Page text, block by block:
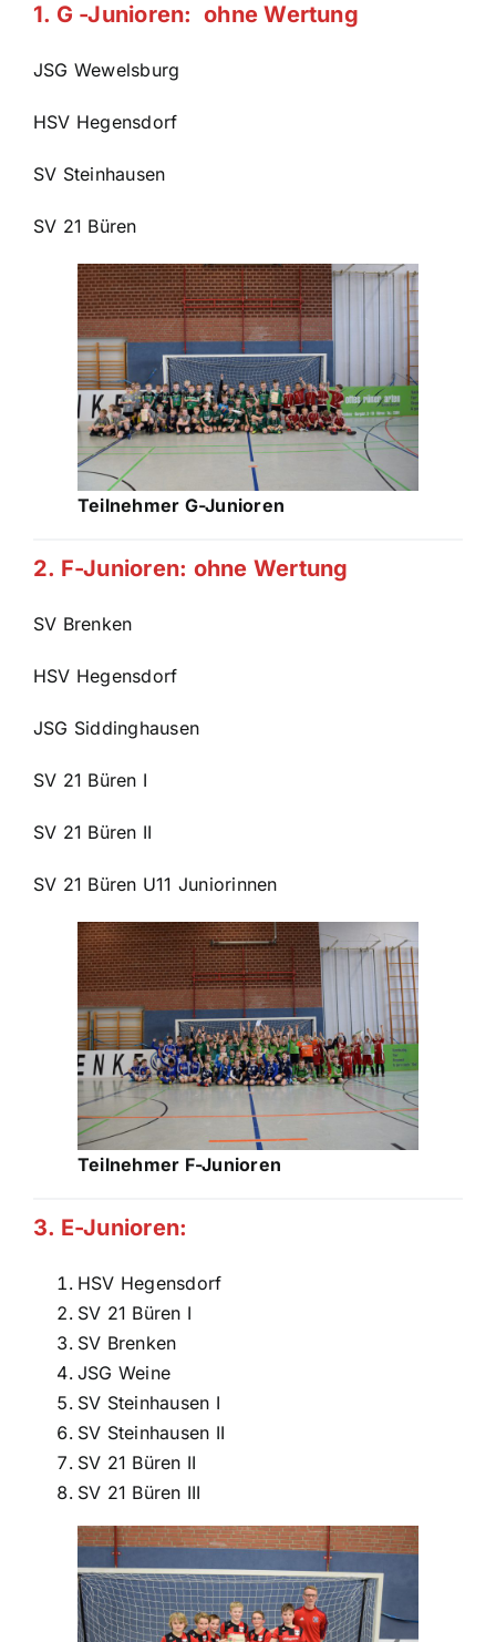
1. G -Junioren: ohne Wertung
JSG Wewelsburg
HSV Hegensdorf
SV Steinhausen
SV 21 Büren
Teilnehmer G-Junioren
2. F-Junioren: ohne Wertung
SV Brenken
HSV Hegensdorf
JSG Siddinghausen
SV 21 Büren I
SV 21 Büren II
SV 21 Büren U11 Juniorinnen
Teilnehmer F-Junioren
3. E-Junioren:
HSV Hegensdorf
SV 21 Büren I
SV Brenken
JSG Weine
SV Steinhausen I
SV Steinhausen II
SV 21 Büren II
SV 21 Büren III